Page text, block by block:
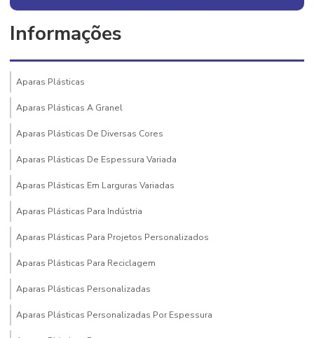
Informações
Aparas Plásticas
Aparas Plásticas A Granel
Aparas Plásticas De Diversas Cores
Aparas Plásticas De Espessura Variada
Aparas Plásticas Em Larguras Variadas
Aparas Plásticas Para Indústria
Aparas Plásticas Para Projetos Personalizados
Aparas Plásticas Para Reciclagem
Aparas Plásticas Personalizadas
Aparas Plásticas Personalizadas Por Espessura